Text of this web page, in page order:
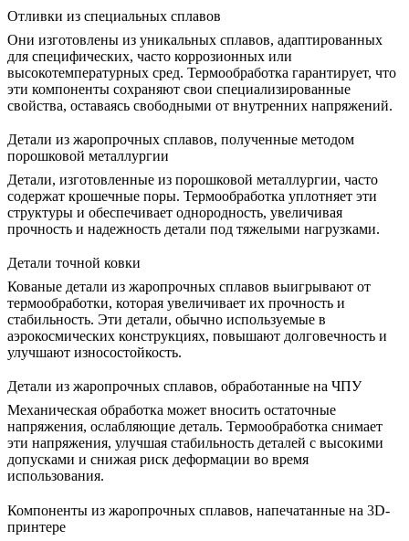
Отливки из специальных сплавов
Они изготовлены из уникальных сплавов, адаптированных
для специфических, часто коррозионных или
высокотемпературных сред. Термообработка гарантирует, что
эти компоненты сохраняют свои специализированные
свойства, оставаясь свободными от внутренних напряжений.
Детали из жаропрочных сплавов, полученные методом
порошковой металлургии
Детали, изготовленные из порошковой металлургии, часто
содержат крошечные поры. Термообработка уплотняет эти
структуры и обеспечивает однородность, увеличивая
прочность и надежность детали под тяжелыми нагрузками.
Детали точной ковки
Кованые детали из жаропрочных сплавов выигрывают от
термообработки, которая увеличивает их прочность и
стабильность. Эти детали, обычно используемые в
аэрокосмических конструкциях, повышают долговечность и
улучшают износостойкость.
Детали из жаропрочных сплавов, обработанные на ЧПУ
Механическая обработка может вносить остаточные
напряжения, ослабляющие деталь. Термообработка снимает
эти напряжения, улучшая стабильность деталей с высокими
допусками и снижая риск деформации во время
использования.
Компоненты из жаропрочных сплавов, напечатанные на 3D-
принтере